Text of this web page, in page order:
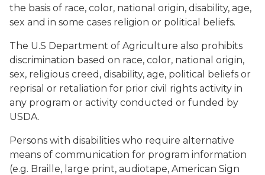
the basis of race, color, national origin, disability, age,
sex and in some cases religion or political beliefs.
The U.S Department of Agriculture also prohibits
discrimination based on race, color, national origin,
sex, religious creed, disability, age, political beliefs or
reprisal or retaliation for prior civil rights activity in
any program or activity conducted or funded by
USDA.
Persons with disabilities who require alternative
means of communication for program information
(e.g. Braille, large print, audiotape, American Sign